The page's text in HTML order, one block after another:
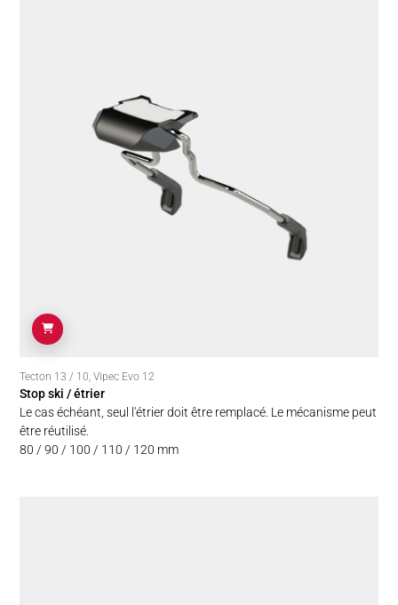
Tecton 13 / 10,Vipec Evo 12
Stop ski / étrier
Le cas échéant, seul l'étrier doit être remplacé. Le mécanisme peut
être réutilisé.
80 / 90 / 100 / 110 / 120 mm